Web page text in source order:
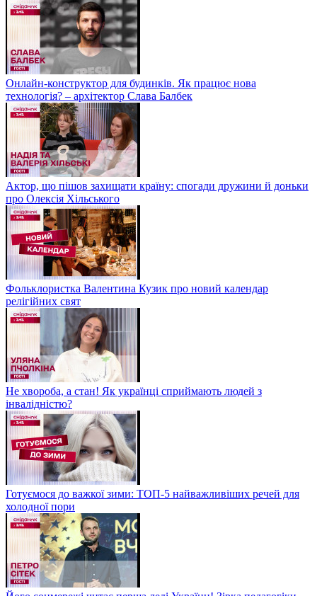
Онлайн-конструктор для будинків. Як працює нова
технологія? – архітектор Слава Балбек
Актор, що пішов захищати країну: спогади дружини й доньки
про Олексія Хільського
Фольклористка Валентина Кузик про новий календар
релігійних свят
Не хвороба, а стан! Як українці сприймають людей з
інвалідністю?
Готуємося до важкої зими: ТОП-5 найважливіших речей для
холодної пори